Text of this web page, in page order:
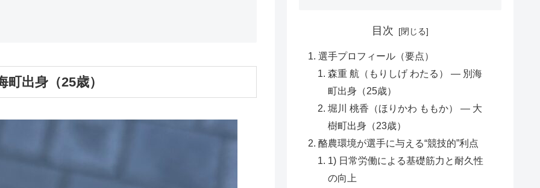
出身（25歳）
目次
選手プロフィール（要点）
森重 航（もりしげ わたる） — 別海
町出身（25歳）
堀川 桃香（ほりかわ ももか） — 大
樹町出身（23歳）
酪農環境が選手に与える“競技的”利点
1) 日常労働による基礎筋力と耐久性
の向上